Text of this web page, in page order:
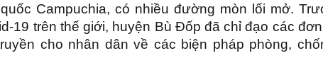
Campuchia, có nhiều đường mòn lối mở.
19 trên thế giới, huyện Bù Đốp đã chỉ đạo các
cho nhân dân về các biện pháp phòng,